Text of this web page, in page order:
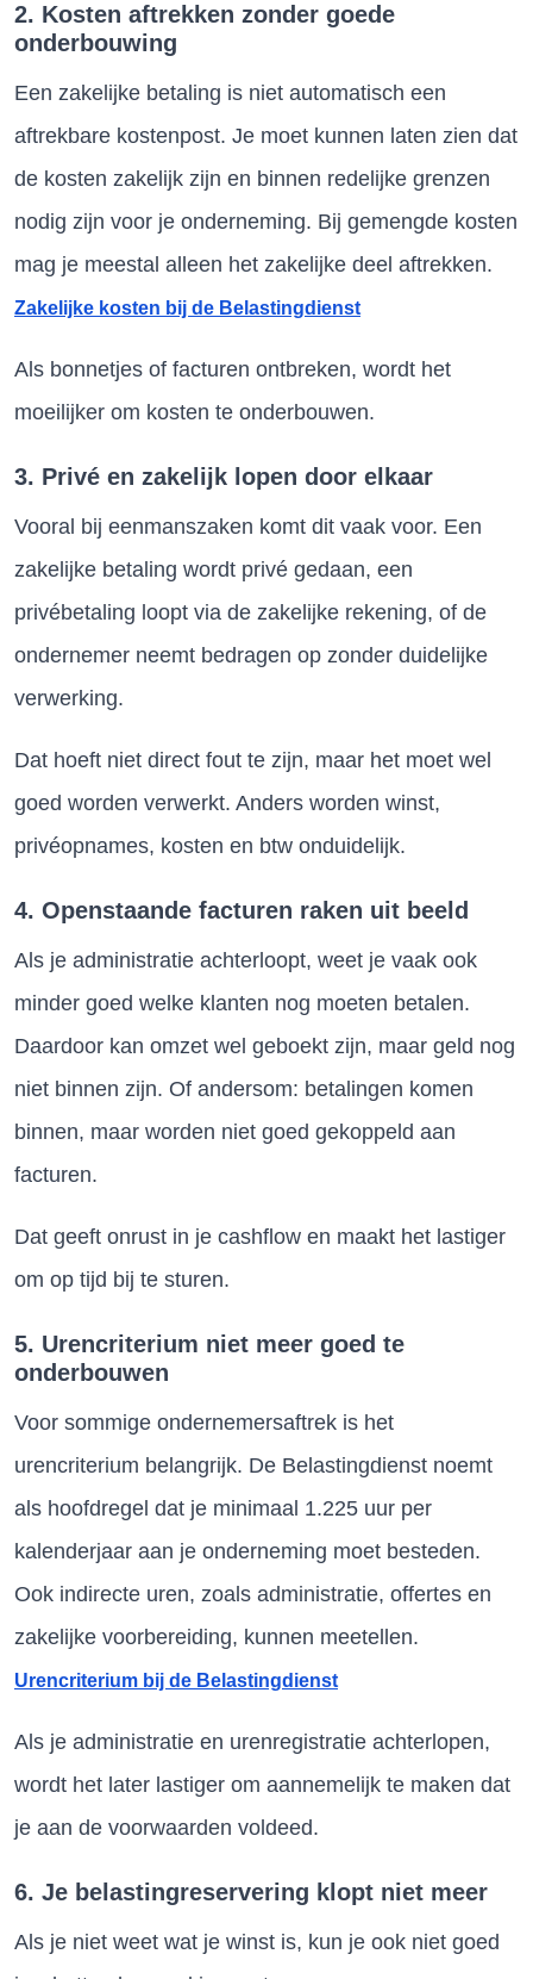
2. Kosten aftrekken zonder goede
onderbouwing
Een zakelijke betaling is niet automatisch een
aftrekbare kostenpost. Je moet kunnen laten zien dat
de kosten zakelijk zijn en binnen redelijke grenzen
nodig zijn voor je onderneming. Bij gemengde kosten
mag je meestal alleen het zakelijke deel aftrekken.
Zakelijke kosten bij de Belastingdienst
Als bonnetjes of facturen ontbreken, wordt het
moeilijker om kosten te onderbouwen.
3. Privé en zakelijk lopen door elkaar
Vooral bij eenmanszaken komt dit vaak voor. Een
zakelijke betaling wordt privé gedaan, een
privébetaling loopt via de zakelijke rekening, of de
ondernemer neemt bedragen op zonder duidelijke
verwerking.
Dat hoeft niet direct fout te zijn, maar het moet wel
goed worden verwerkt. Anders worden winst,
privéopnames, kosten en btw onduidelijk.
4. Openstaande facturen raken uit beeld
Als je administratie achterloopt, weet je vaak ook
minder goed welke klanten nog moeten betalen.
Daardoor kan omzet wel geboekt zijn, maar geld nog
niet binnen zijn. Of andersom: betalingen komen
binnen, maar worden niet goed gekoppeld aan
facturen.
Dat geeft onrust in je cashflow en maakt het lastiger
om op tijd bij te sturen.
5. Urencriterium niet meer goed te
onderbouwen
Voor sommige ondernemersaftrek is het
urencriterium belangrijk. De Belastingdienst noemt
als hoofdregel dat je minimaal 1.225 uur per
kalenderjaar aan je onderneming moet besteden.
Ook indirecte uren, zoals administratie, offertes en
zakelijke voorbereiding, kunnen meetellen.
Urencriterium bij de Belastingdienst
Als je administratie en urenregistratie achterlopen,
wordt het later lastiger om aannemelijk te maken dat
je aan de voorwaarden voldeed.
6. Je belastingreservering klopt niet meer
Als je niet weet wat je winst is, kun je ook niet goed